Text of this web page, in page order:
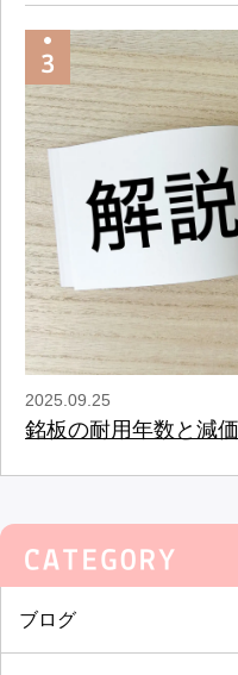
2025.09.25
銘板の耐用年数と減
ブログ